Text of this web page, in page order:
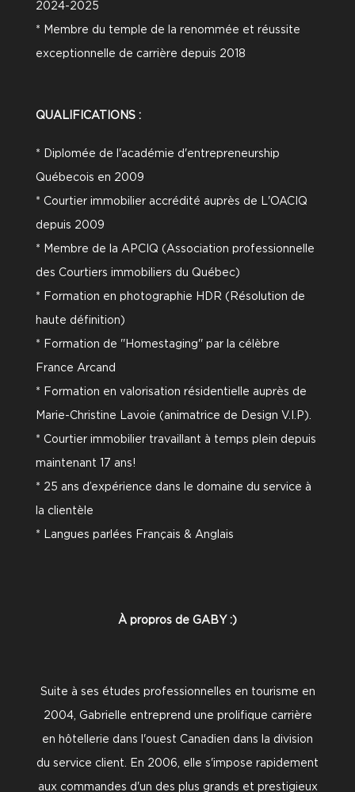
2024-2025
* Membre du temple de la renommée et réussite
exceptionnelle de carrière depuis 2018
QUALIFICATIONS :
* Diplomée de l'académie d'entrepreneurship
Québecois en 2009
* Courtier immobilier accrédité auprès de L'OACIQ
depuis 2009
* Membre de la APCIQ (Association professionnelle
des Courtiers immobiliers du Québec)
* Formation en photographie HDR (Résolution de
haute définition)
* Formation de ''Homestaging'' par la célèbre
France Arcand
* Formation en valorisation résidentielle auprès de
Marie-Christine Lavoie (animatrice de Design V.I.P).
* Courtier immobilier travaillant à temps plein depuis
maintenant 17 ans!
* 25 ans d’expérience dans le domaine du service à
la clientèle
* Langues parlées Français & Anglais
À propros de GABY :)
Suite à ses études professionnelles en tourisme en
2004, Gabrielle entreprend une prolifique carrière
en hôtellerie dans l'ouest Canadien dans la division
du service client. En 2006, elle s'impose rapidement
aux commandes d'un des plus grands et prestigieux